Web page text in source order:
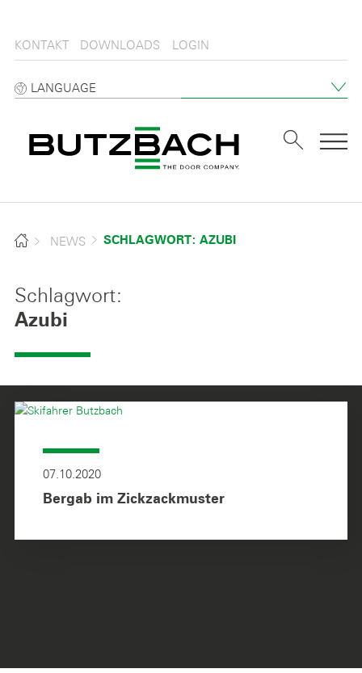
KONTAKT DOWNLOADS LOGIN
LANGUAGE
NEWS SCHLAGWORT: AZUBI
Schlagwort:
Azubi
07.10.2020
Bergab im Zickzackmuster